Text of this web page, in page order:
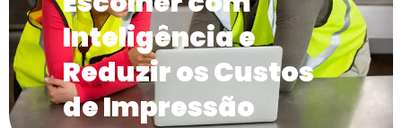
Inteligência e
Reduzir os Custos
de Impressão